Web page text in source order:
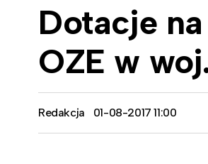
Dotacje
OZE w
Redakcja 01-08-2017 11:00